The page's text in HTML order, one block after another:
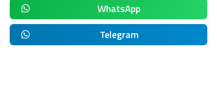
WhatsApp
Telegram